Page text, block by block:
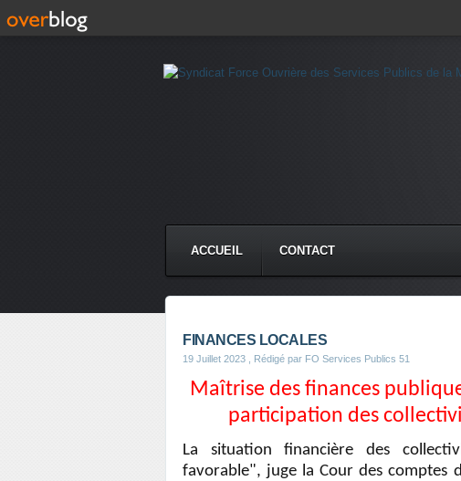
ACCUEIL CONTACT
FINANCES LOCALES
19 Juillet 2023 , Rédigé par FO Services Publics 51
Maîtrise des finances
participation des
La situation financière des
favorable", juge la Cour des comptes